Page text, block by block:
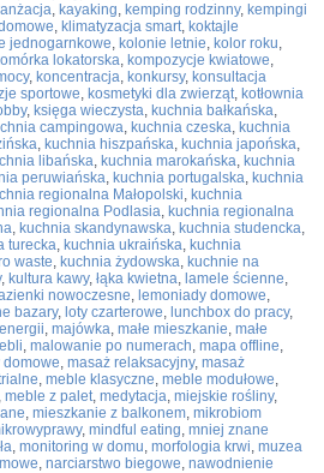
, kayaking, kemping rodzinny, kempingi
, klimatyzacja smart, koktajle
jednogarnkowe, kolonie letnie, kolor roku,
lokatorska, kompozycje kwiatowe,
, koncentracja, konkursy, konsultacja
sportowe, kosmetyki dla zwierząt, kotłownia
, księga wieczysta, kuchnia bałkańska,
campingowa, kuchnia czeska, kuchnia
, kuchnia hiszpańska, kuchnia japońska,
libańska, kuchnia marokańska, kuchnia
peruwiańska, kuchnia portugalska, kuchnia
regionalna Małopolski, kuchnia
regionalna Podlasia, kuchnia regionalna
, kuchnia skandynawska, kuchnia studencka,
turecka, kuchnia ukraińska, kuchnia
waste, kuchnia żydowska, kuchnie na
, kultura kawy, łąka kwietna, lamele ścienne,
nowoczesne, lemoniady domowe,
bazary, loty czarterowe, lunchbox do pracy,
, majówka, małe mieszkanie, małe
, malowanie po numerach, mapa offline,
domowe, masaż relaksacyjny, masaż
, meble klasyczne, meble modułowe,
, meble z palet, medytacja, miejskie rośliny,
, mieszkanie z balkonem, mikrobiom
, mindful eating, mniej znane
, monitoring w domu, morfologia krwi, muzea
, narciarstwo biegowe, nawodnienie